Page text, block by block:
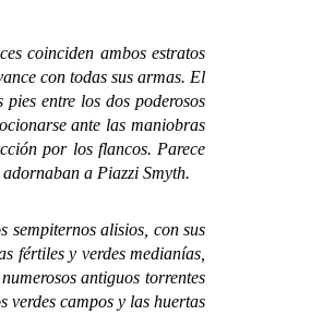
coinciden ambos estratos
con todas sus armas. El
entre los dos poderosos
ante las maniobras
por los flancos. Parece
a Piazzi Smyth.
alisios, con sus
fértiles y verdes medianías,
antiguos torrentes
campos y las huertas